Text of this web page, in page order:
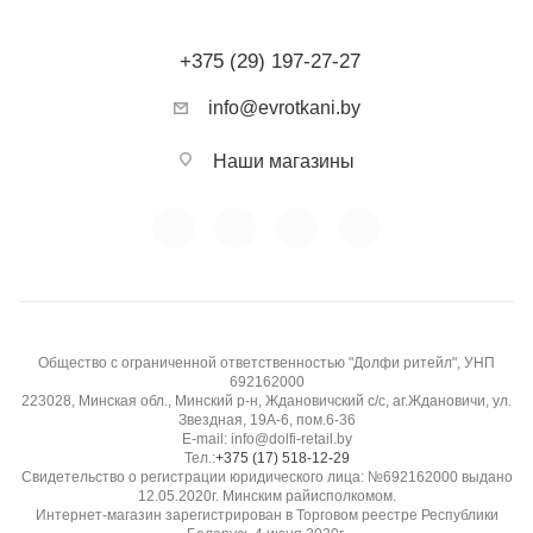
+375 (29) 197-27-27
info@evrotkani.by
Наши магазины
Общество с ограниченной ответственностью "Долфи ритейл", УНП
692162000
223028, Минская обл., Минский р-н, Ждановичский с/с, аг.Ждановичи, ул.
Звездная, 19А-6, пом.6-36
E-mail: info@dolfi-retail.by
Тел.:+375 (17) 518-12-29
Свидетельство о регистрации юридического лица: №692162000 выдано
12.05.2020г. Минским райисполкомом.
Интернет-магазин зарегистрирован в Торговом реестре Республики